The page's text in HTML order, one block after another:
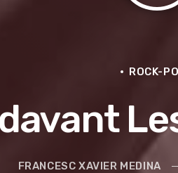
ROCK-
FRANCESC XAVIER MEDINA